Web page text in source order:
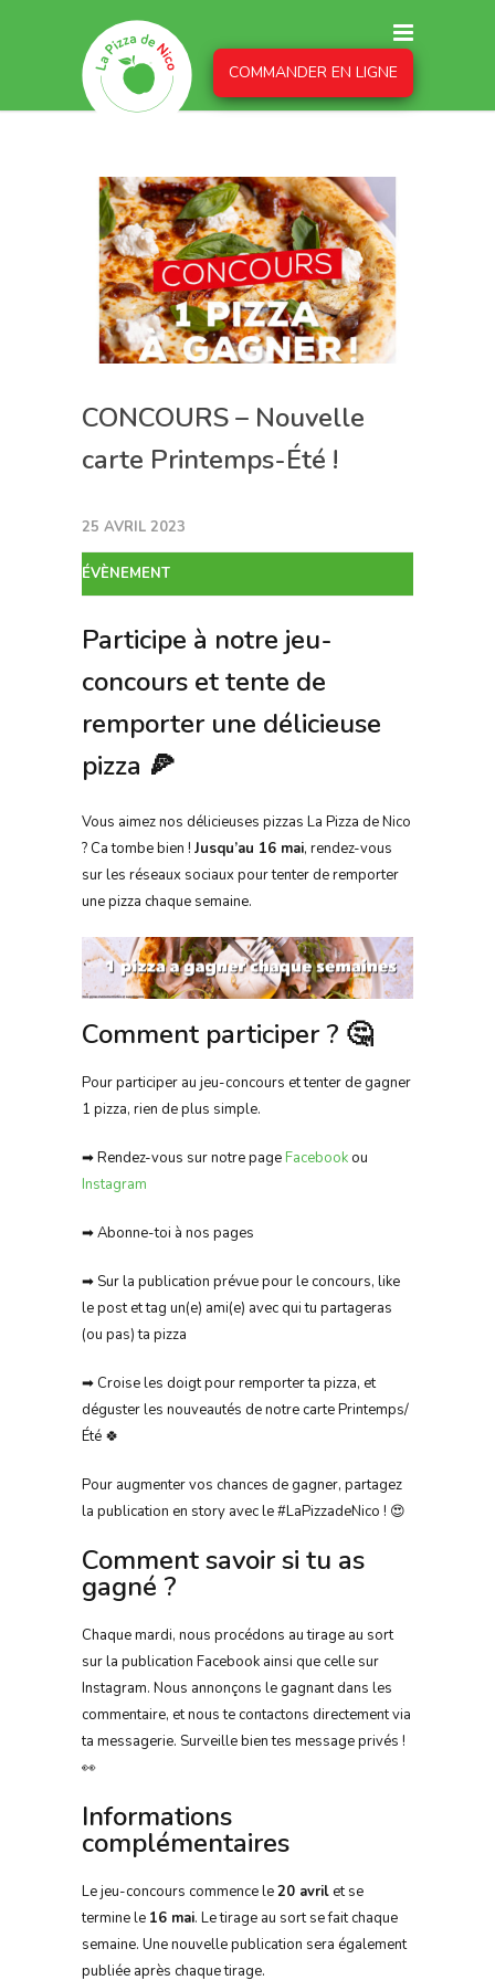
COMMANDER EN LIGNE
CONCOURS – Nouvelle
carte Printemps-Été !
25 AVRIL 2023
ÉVÈNEMENT
Participe à notre jeu-
concours et tente de
remporter une délicieuse
pizza 🍕
Vous aimez nos délicieuses pizzas La Pizza de Nico
? Ca tombe bien ! Jusqu’au 16 mai, rendez-vous
sur les réseaux sociaux pour tenter de remporter
une pizza chaque semaine.
Comment participer ? 🤔
Pour participer au jeu-concours et tenter de gagner
1 pizza, rien de plus simple.
➡ Rendez-vous sur notre page Facebook ou
Instagram
➡ Abonne-toi à nos pages
➡ Sur la publication prévue pour le concours, like
le post et tag un(e) ami(e) avec qui tu partageras
(ou pas) ta pizza
➡ Croise les doigt pour remporter ta pizza, et
déguster les nouveautés de notre carte Printemps/
Été 🍀
Pour augmenter vos chances de gagner, partagez
la publication en story avec le #LaPizzadeNico ! 😍
Comment savoir si tu as
gagné ?
Chaque mardi, nous procédons au tirage au sort
sur la publication Facebook ainsi que celle sur
Instagram. Nous annonçons le gagnant dans les
commentaire, et nous te contactons directement via
ta messagerie. Surveille bien tes message privés !
👀
Informations
complémentaires
Le jeu-concours commence le20 avril et se
termine le 16 mai. Le tirage au sort se fait chaque
semaine. Une nouvelle publication sera également
publiée après chaque tirage.